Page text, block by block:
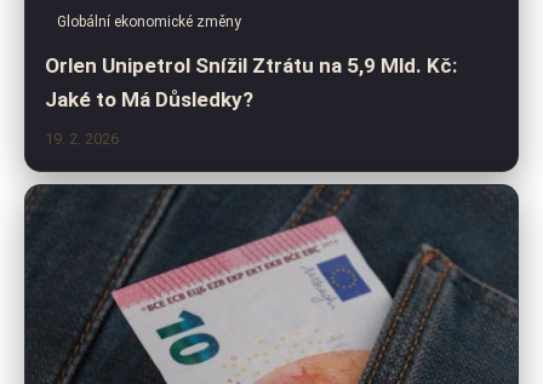
Globální ekonomické změny
Orlen Unipetrol Snížil Ztrátu na 5,9 Mld. Kč:
Jaké to Má Důsledky?
19. 2. 2026